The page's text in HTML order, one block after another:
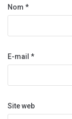
Nom *
E-mail *
Site web